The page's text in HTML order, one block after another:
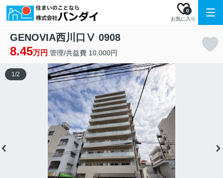
お気に入り
0
GENOVIA西川口Ⅴ 0908
8.45万円 管理/共益費 10,000円
1/2